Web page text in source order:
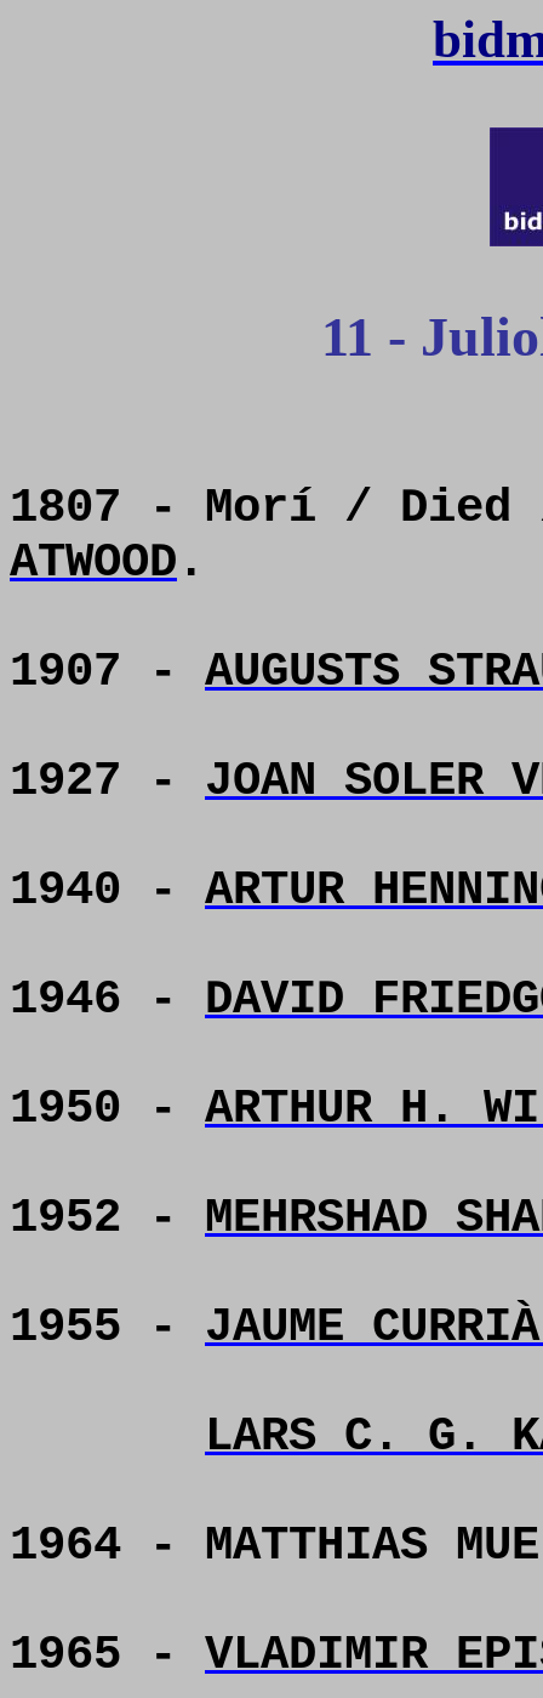
11 -
1807 - Morí /
ATWOOD .
1907 - AUGUSTS
1927 - JOAN SOLER
1940 - ARTUR
1946 - DAVID
1950 - ARTHUR H.
1952 - MEHRSHAD
1955 - JAUME
LARS C. G.
1964 - MATTHIAS
1965 - VLADIMIR